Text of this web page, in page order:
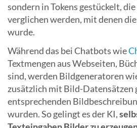
sondern in Tokens gestückelt,
verglichen werden, mit denen
wurde.
Während das bei Chatbots wie
Textmengen aus Webseiten,
sind, werden Bildgeneratoren
zusätzlich mit Bild-
entsprechenden
wurden. So gelingt es der KI,